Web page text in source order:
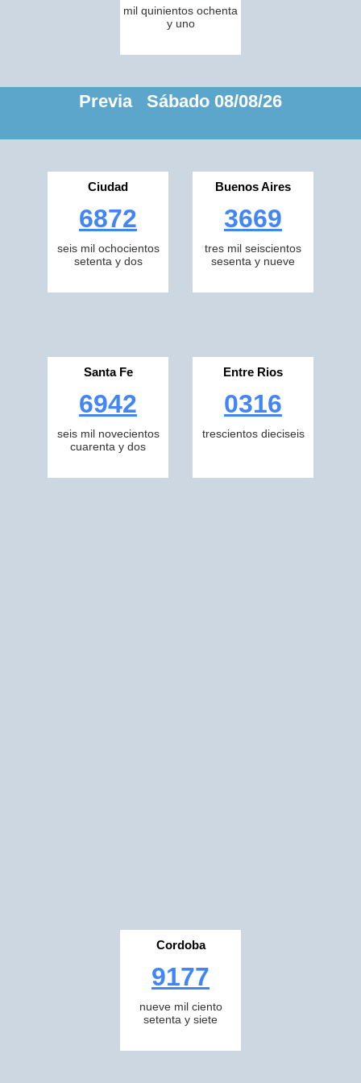
mil quinientos ochenta
y uno
Previa Sábado 08/08/26
Ciudad
6872
seis mil ochocientos
setenta y dos
Buenos Aires
3669
tres mil seiscientos
sesenta y nueve
Santa Fe
6942
seis mil novecientos
cuarenta y dos
Entre Rios
0316
trescientos dieciseis
Cordoba
9177
nueve mil ciento
setenta y siete